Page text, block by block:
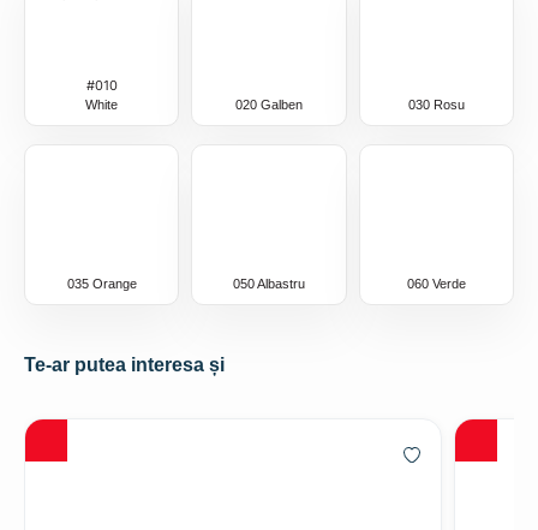
#010
White 020 Galben 030 Rosu
035 Orange 050 Albastru 060 Verde
Te-ar putea interesa și